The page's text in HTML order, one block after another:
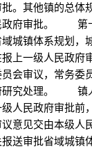
。其他镇的总体
政府审批。 第
城镇体系规划，
上一级人民政府
会审议，常务委
研究处理。 镇
人民政府审批前
议意见交由本级
送审批省域城镇